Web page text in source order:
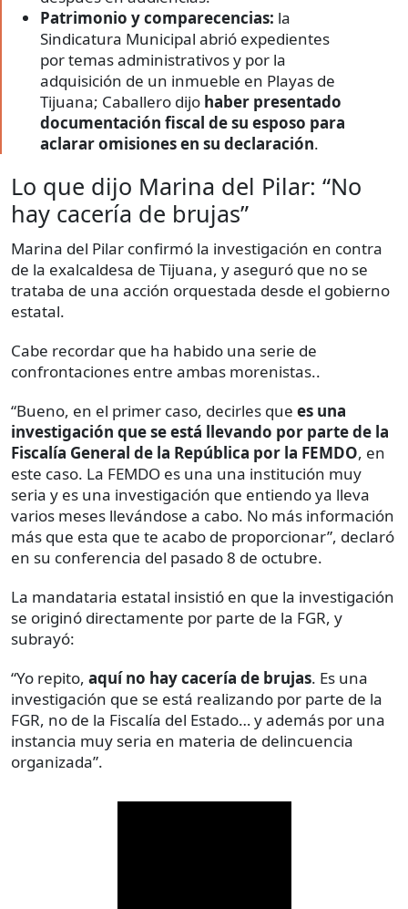
Patrimonio y comparecencias: la
Sindicatura Municipal abrió expedientes
por temas administrativos y por la
adquisición de un inmueble en Playas de
Tijuana; Caballero dijo haber presentado
documentación fiscal de su esposo para
aclarar omisiones en su declaración.
Lo que dijo Marina del Pilar: “No
hay cacería de brujas”
Marina del Pilar confirmó la investigación en contra
de la exalcaldesa de Tijuana, y aseguró que no se
trataba de una acción orquestada desde el gobierno
estatal.
Cabe recordar que ha habido una serie de
confrontaciones entre ambas morenistas..
“Bueno, en el primer caso, decirles que es una
investigación que se está llevando por parte de la
Fiscalía General de la República por la FEMDO, en
este caso. La FEMDO es una una institución muy
seria y es una investigación que entiendo ya lleva
varios meses llevándose a cabo. No más información
más que esta que te acabo de proporcionar”, declaró
en su conferencia del pasado 8 de octubre.
La mandataria estatal insistió en que la investigación
se originó directamente por parte de la FGR, y
subrayó:
“Yo repito, aquí no hay cacería de brujas. Es una
investigación que se está realizando por parte de la
FGR, no de la Fiscalía del Estado… y además por una
instancia muy seria en materia de delincuencia
organizada”.